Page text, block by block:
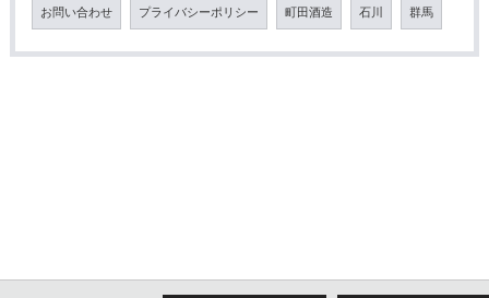
お問い合わせ プライバシーポリシー 町田酒造 石川 群馬